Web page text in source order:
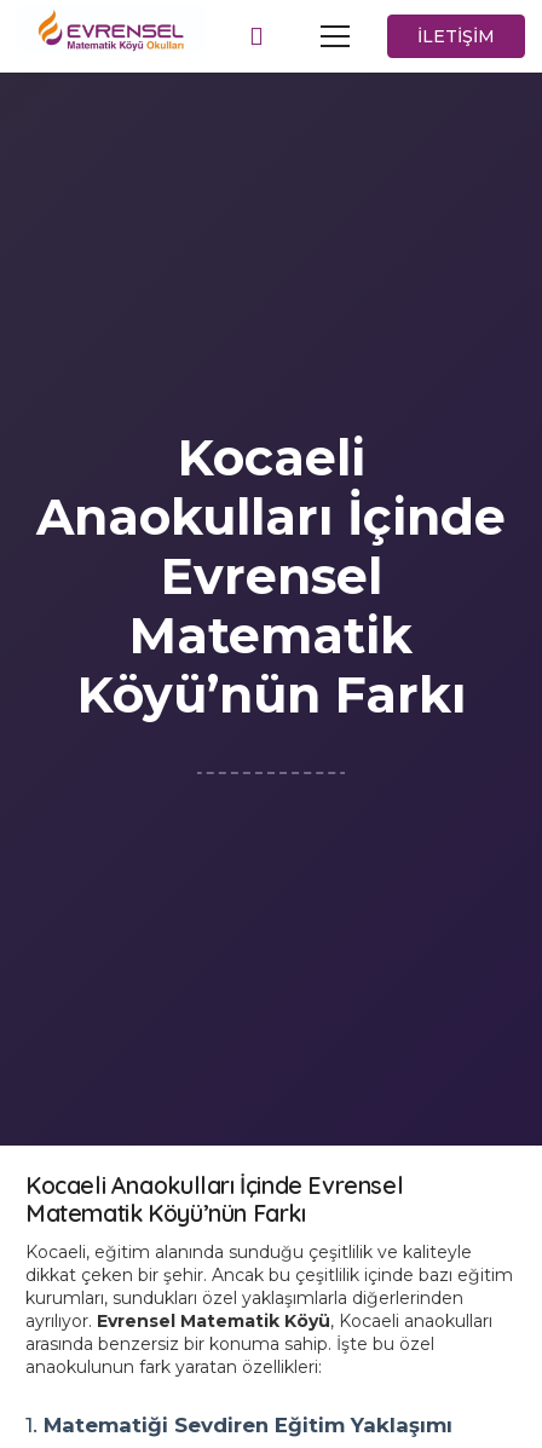
İLETİŞİM
Kocaeli
Anaokulları İçinde
Evrensel
Matematik
Köyü’nün Farkı
Kocaeli Anaokulları İçinde Evrensel
Matematik Köyü’nün Farkı
Kocaeli, eğitim alanında sunduğu çeşitlilik ve kaliteyle
dikkat çeken bir şehir. Ancak bu çeşitlilik içinde bazı eğitim
kurumları, sundukları özel yaklaşımlarla diğerlerinden
ayrılıyor. Evrensel Matematik Köyü, Kocaeli anaokulları
arasında benzersiz bir konuma sahip. İşte bu özel
anaokulunun fark yaratan özellikleri:
1. Matematiği Sevdiren Eğitim Yaklaşımı